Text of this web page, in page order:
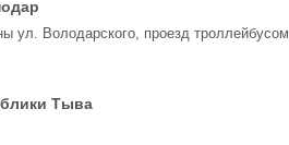
ул. Володарского, проезд троллейбусом
Тыва